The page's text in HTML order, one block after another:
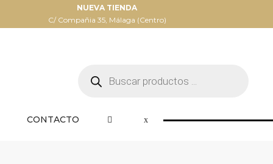
NUEVA TIENDA
C/ Compañia 35, Málaga (Centro)
productos
CONTACTO